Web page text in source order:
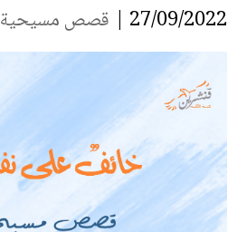
27/09/2022 | قصص مسيحية